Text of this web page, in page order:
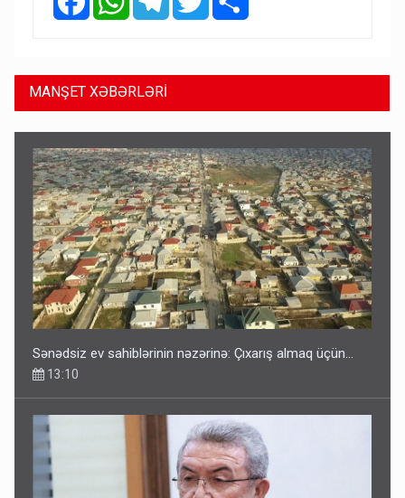
MANŞET XƏBƏRLƏRİ
Sənədsiz ev sahiblərinin nəzərinə: Çıxarış almaq üçün...
13:10